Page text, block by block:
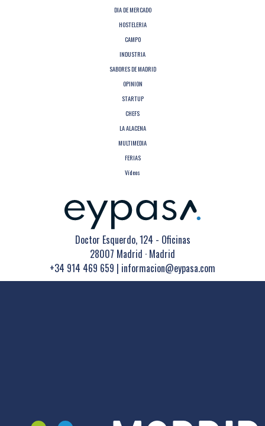
DIA DE MERCADO
HOSTELERIA
CAMPO
INDUSTRIA
SABORES DE MADRID
OPINION
STARTUP
CHEFS
LA ALACENA
MULTIMEDIA
FERIAS
Vídeos
Doctor Esquerdo, 124 - Oficinas
28007 Madrid · Madrid
+34 914 469 659 | informacion@eypasa.com